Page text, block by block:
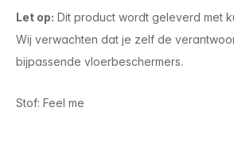
Let op: Dit product wordt geleverd met
Wij verwachten dat je zelf de
bijpassende vloerbeschermers.
Stof: Feel me